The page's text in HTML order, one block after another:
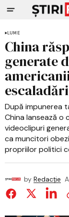
LUME
China
generate
După impunerea
China lansează o
videoclipuri
ca muncitori
propriilor politici
by Redacție